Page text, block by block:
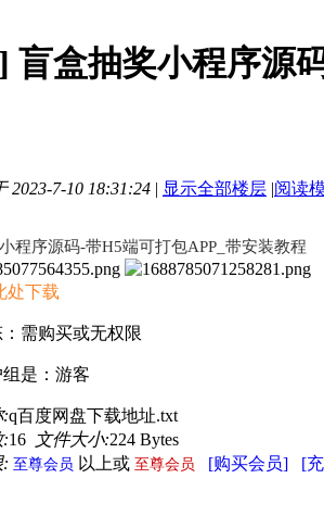
盲盒抽奖小程序源
2023-7-10 18:31:24 | 显示全部楼层 |阅读
程序源码-带H5端可打包APP_带安装教程
处下载
需购买或无权限
是：游客
q百度网盘下载地址.txt
16 文件大小:224 Bytes
至尊会员 以上或 至尊会员 [购买会员] [